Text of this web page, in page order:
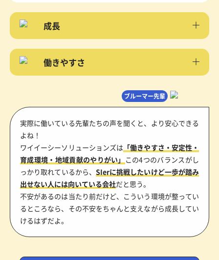
成長
働きやすさ
ブルーマー先輩
実際に働いている先輩たちの声を聞くと、より安心できる
よね！
ワイイーシーソリューションズは 「働きやすさ・安定性・
育成環境・地域貢献のやりがい」 この4つのバランスがし
っかり取れているから、 SIerに挑戦したいけど一歩が踏み
出せない人には向いている会社だと思う。
不安があるのは当たり前だけど、こういう環境が整ってい
るところなら、その不安をちゃんと支えながら成長してい
けるはずだよ。